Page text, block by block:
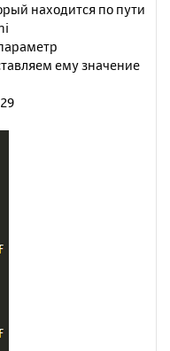
находится по пути
ему значение